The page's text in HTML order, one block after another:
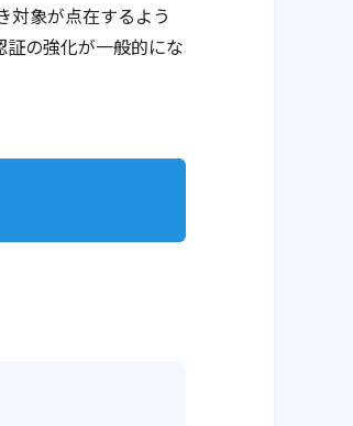
対象が点在するよう
の強化が一般的にな